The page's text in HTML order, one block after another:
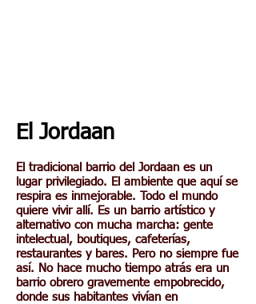
El Jordaan
El tradicional barrio del Jordaan es un
lugar privilegiado. El ambiente que aquí se
respira es inmejorable. Todo el mundo
quiere vivir allí. Es un barrio artístico y
alternativo con mucha marcha: gente
intelectual, boutiques, cafeterías,
restaurantes y bares. Pero no siempre fue
así. No hace mucho tiempo atrás era un
barrio obrero gravemente empobrecido,
donde sus habitantes vivían en